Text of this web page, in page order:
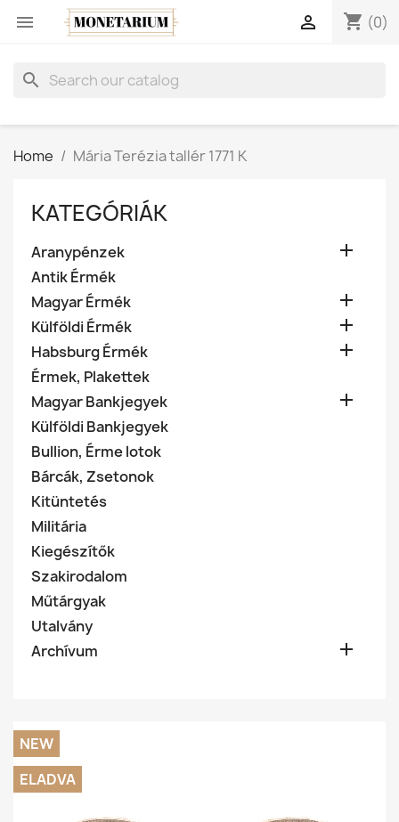
 shopping_cart (0)

search
Home Mária Terézia tallér 1771 K
KATEGÓRIÁK
Aranypénzek 
Antik Érmék
Magyar Érmék

Külföldi Érmék 
Habsburg Érmék 
Érmek, Plakettek
Magyar Bankjegyek

Külföldi Bankjegyek
Bullion, Érme lotok
Bárcák, Zsetonok
Kitüntetés
Militária
Kiegészítők
Szakirodalom
Műtárgyak
Utalvány
Archívum

NEW
ELADVA